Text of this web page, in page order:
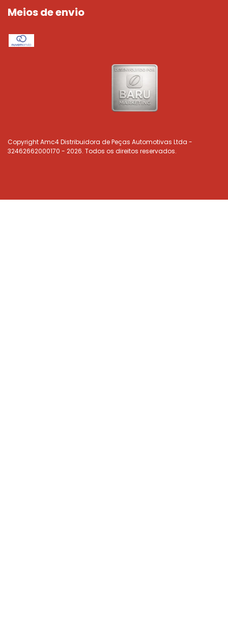
Meios de envio
Copyright Amc4 Distribuidora de Peças Automotivas Ltda -
32462662000170 - 2026. Todos os direitos reservados.